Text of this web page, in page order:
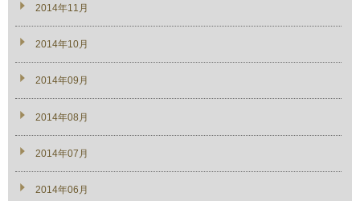
2014年11月
2014年10月
2014年09月
2014年08月
2014年07月
2014年06月